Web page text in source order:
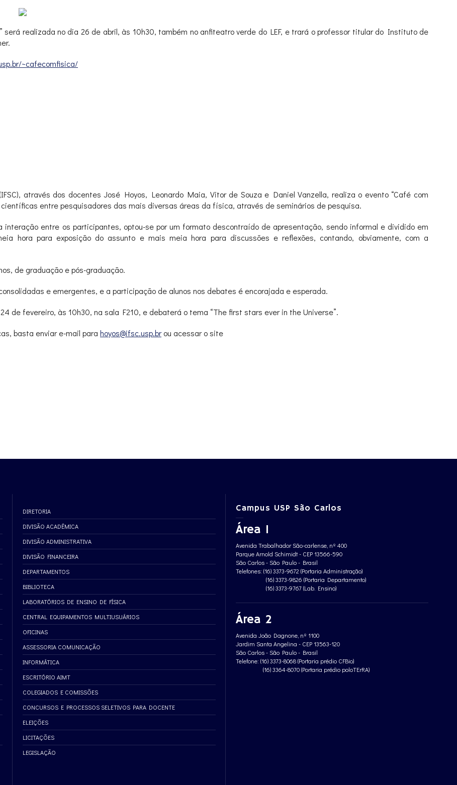
será realizada no dia 26 de abril, às 10h30, também no anfiteatro verde do LEF, e trará o professor titular do Instituto de
~cafecomfisica/
através dos docentes José Hoyos, Leonardo Maia, Vitor de Souza e Daniel Vanzella, realiza o evento “Café com
entre pesquisadores das mais diversas áreas da física, através de seminários de pesquisa.
interação entre os participantes, optou-se por um formato descontraído de apresentação, sendo informal e dividido em
hora para exposição do assunto e mais meia hora para discussões e reflexões, contando, obviamente, com a
de graduação e pós-graduação.
e emergentes, e a participação de alunos nos debates é encorajada e esperada.
de fevereiro, às 10h30, na sala F210, e debaterá o tema “The first stars ever in the Universe”.
basta enviar e-mail para hoyos@ifsc.usp.brou acessar o site
DIRETORIA
DIVISÃO ACADÊMICA
DIVISÃO ADMINISTRATIVA
DIVISÃO FINANCEIRA
DEPARTAMENTOS
BIBLIOTECA
LABORATÓRIOS DE ENSINO DE FÍSICA
CENTRAL EQUIPAMENTOS MULTIUSUÁRIOS
OFICINAS
ASSESSORIA COMUNICAÇÃO
INFORMÁTICA
ESCRITÓRIO AIMT
COLEGIADOS E COMISSÕES
CONCURSOS E PROCESSOS SELETIVOS PARA DOCENTE
ELEIÇÕES
LICITAÇÕES
LEGISLAÇÃO
Campus USP São Carlos
Área 1
Avenida Trabalhador São-carlense, nº 400
Parque Arnold Schimidt - CEP 13566-590
São Carlos - São Paulo - Brasil
Telefones: (16) 3373-9672 (Portaria Administração)
(16) 3373-9826 (Portaria Departamento)
(16) 3373-9767 (Lab. Ensino)
Área 2
Avenida João Dagnone, nº 1100
Jardim Santa Angelina - CEP 13563-120
São Carlos - São Paulo - Brasil
Telefone: (16) 3373-8068 (Portaria prédio CFBio)
(16) 3364-8070 (Portaria prédio poloTErRA)